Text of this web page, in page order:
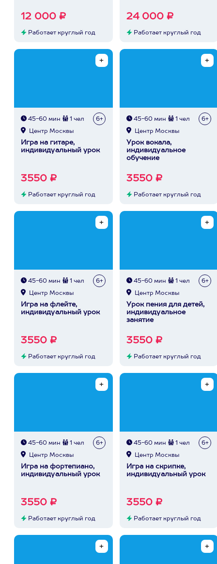
12 000 ₽
Работает круглый год
24 000 ₽
Работает круглый год
45-60 мин 1 чел 6+
Центр Москвы
Игра на гитаре,
индивидуальный урок
3550 ₽
Работает круглый год
45-60 мин 1 чел 6+
Центр Москвы
Урок вокала,
индивидуальное
обучение
3550 ₽
Работает круглый год
45-60 мин 1 чел 6+
Центр Москвы
Игра на флейте,
индивидуальный урок
3550 ₽
Работает круглый год
45-60 мин 1 чел 6+
Центр Москвы
Урок пения для детей,
индивидуальное
занятие
3550 ₽
Работает круглый год
45-60 мин 1 чел 6+
Центр Москвы
Игра на фортепиано,
индивидуальный урок
3550 ₽
Работает круглый год
45-60 мин 1 чел 6+
Центр Москвы
Игра на скрипке,
индивидуальный урок
3550 ₽
Работает круглый год